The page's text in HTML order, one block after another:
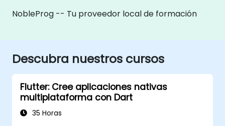
NobleProg -- Tu proveedor local de formación
Descubra nuestros cursos
Flutter: Cree aplicaciones nativas
multiplataforma con Dart
35 Horas